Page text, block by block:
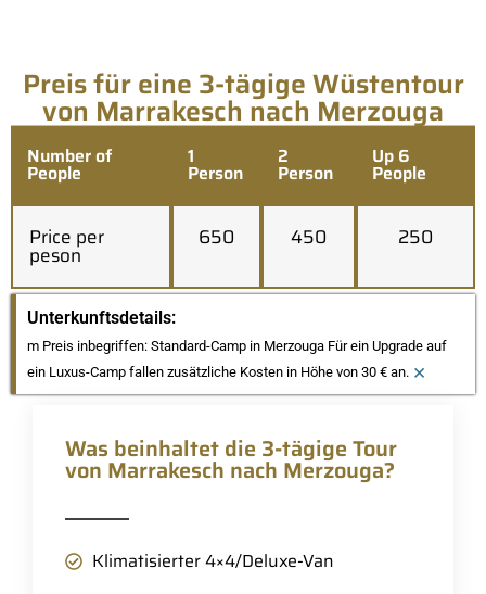
Preis für eine 3-tägige Wüstentour
von Marrakesch nach Merzouga
Number of
People
1
Person
2
Person
Up 6
People
Price per
peson
650 450 250
Unterkunftsdetails:
m Preis inbegriffen: Standard-Camp in Merzouga Für ein Upgrade auf
ein Luxus-Camp fallen zusätzliche Kosten in Höhe von 30 € an. ×
Was beinhaltet die 3-tägige Tour
von Marrakesch nach Merzouga?
Klimatisierter 4×4/Deluxe-Van